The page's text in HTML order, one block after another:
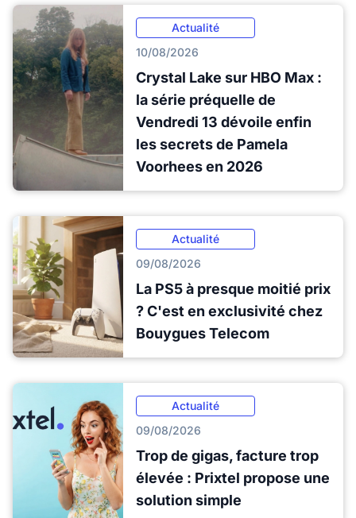
Actualité
10/08/2026
Crystal Lake sur HBO Max :
la série préquelle de
Vendredi 13 dévoile enfin
les secrets de Pamela
Voorhees en 2026
Actualité
09/08/2026
La PS5 à presque moitié prix
? C'est en exclusivité chez
Bouygues Telecom
Actualité
09/08/2026
Trop de gigas, facture trop
élevée : Prixtel propose une
solution simple